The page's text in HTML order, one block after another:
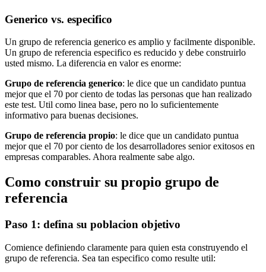
Generico vs. especifico
Un grupo de referencia generico es amplio y facilmente disponible.
Un grupo de referencia especifico es reducido y debe construirlo
usted mismo. La diferencia en valor es enorme:
Grupo de referencia generico: le dice que un candidato puntua
mejor que el 70 por ciento de todas las personas que han realizado
este test. Util como linea base, pero no lo suficientemente
informativo para buenas decisiones.
Grupo de referencia propio: le dice que un candidato puntua
mejor que el 70 por ciento de los desarrolladores senior exitosos en
empresas comparables. Ahora realmente sabe algo.
Como construir su propio grupo de
referencia
Paso 1: defina su poblacion objetivo
Comience definiendo claramente para quien esta construyendo el
grupo de referencia. Sea tan especifico como resulte util: